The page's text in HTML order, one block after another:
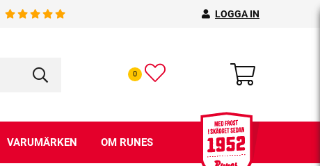
LOGGA IN
0
VARUMÄRKEN OM RUNES